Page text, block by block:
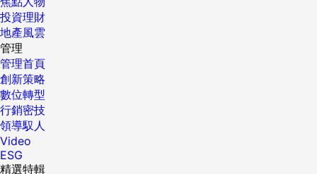
投資理財
地產風雲
管理
管理首頁
創新策略
數位轉型
行銷密技
領導馭人
Video
ESG
精選特輯